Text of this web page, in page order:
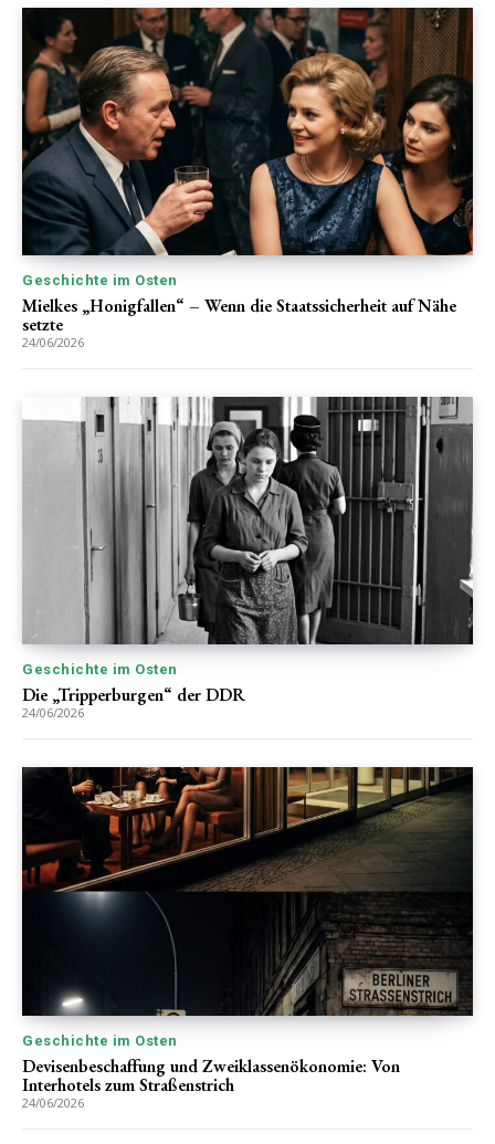
Geschichte im Osten
Mielkes „Honigfallen“ – Wenn die Staatssicherheit auf Nähe
setzte
24/06/2026
Geschichte im Osten
Die „Tripperburgen“ der DDR
24/06/2026
Geschichte im Osten
Devisenbeschaffung und Zweiklassenökonomie: Von
Interhotels zum Straßenstrich
24/06/2026